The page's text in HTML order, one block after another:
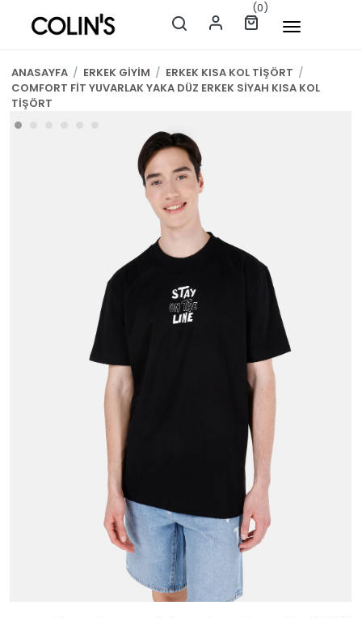
(0)
ANASAYFA / ERKEK GİYİM / ERKEK KISA KOL TİŞÖRT /
COMFORT FİT YUVARLAK YAKA DÜZ ERKEK SİYAH KISA KOL
TİŞÖRT